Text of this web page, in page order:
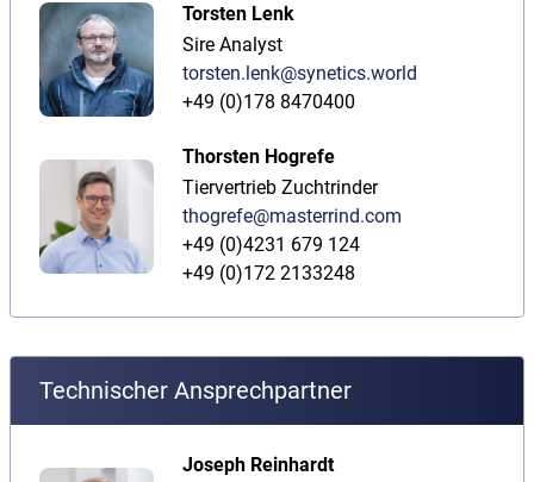
Torsten Lenk
Sire Analyst
torsten.lenk@synetics.world
+49 (0)178 8470400
Thorsten Hogrefe
Tiervertrieb Zuchtrinder
thogrefe@masterrind.com
+49 (0)4231 679 124
+49 (0)172 2133248
Technischer Ansprechpartner
Joseph Reinhardt